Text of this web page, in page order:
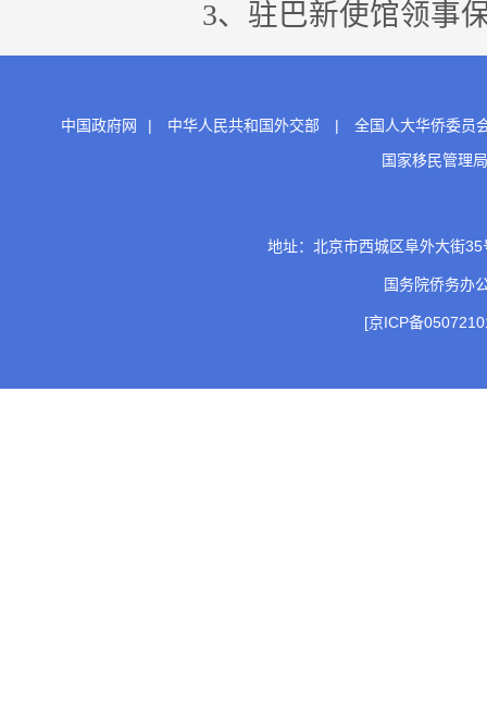
3、驻巴新使馆领事保
中国政府网 | 中华人民共和国外交部 |
全国人大华侨委员
国家移民管理局
地址：北京市西城区阜外大街
国务院侨务
[京ICP备